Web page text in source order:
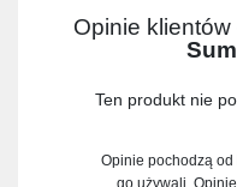
Opinie
Ten produkt nie
Opinie pochodzą od
go używali.